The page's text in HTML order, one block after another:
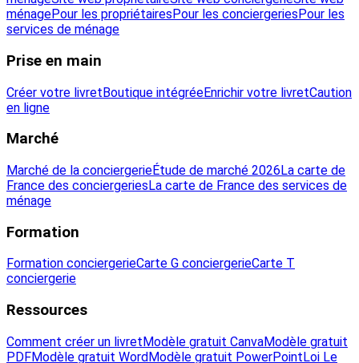
ménagePour les propriétaires Pour les conciergeries Pour les
services de ménage
Prise en main
Créer votre livretBoutique intégréeEnrichir votre livretCaution
en ligne
Marché
Marché de la conciergerieÉtude de marché 2026La carte de
France des conciergeriesLa carte de France des services de
ménage
Formation
Formation conciergerieCarte G conciergerieCarte T
conciergerie
Ressources
Comment créer un livretModèle gratuit CanvaModèle gratuit
PDFModèle gratuit WordModèle gratuit PowerPointLoi Le